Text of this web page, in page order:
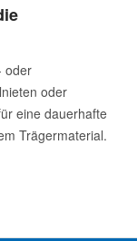
oder
oder
eine dauerhafte
Trägermaterial.